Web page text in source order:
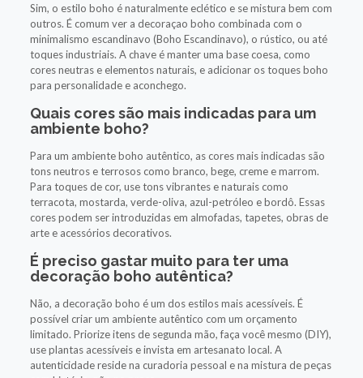
Sim, o estilo boho é naturalmente eclético e se mistura bem com
outros. É comum ver a decoraçao boho combinada com o
minimalismo escandinavo (Boho Escandinavo), o rústico, ou até
toques industriais. A chave é manter uma base coesa, como
cores neutras e elementos naturais, e adicionar os toques boho
para personalidade e aconchego.
Quais cores são mais indicadas para um
ambiente boho?
Para um ambiente boho autêntico, as cores mais indicadas são
tons neutros e terrosos como branco, bege, creme e marrom.
Para toques de cor, use tons vibrantes e naturais como
terracota, mostarda, verde-oliva, azul-petróleo e bordô. Essas
cores podem ser introduzidas em almofadas, tapetes, obras de
arte e acessórios decorativos.
É preciso gastar muito para ter uma
decoração boho autêntica?
Não, a decoração boho é um dos estilos mais acessíveis. É
possível criar um ambiente autêntico com um orçamento
limitado. Priorize itens de segunda mão, faça você mesmo (DIY),
use plantas acessíveis e invista em artesanato local. A
autenticidade reside na curadoria pessoal e na mistura de peças